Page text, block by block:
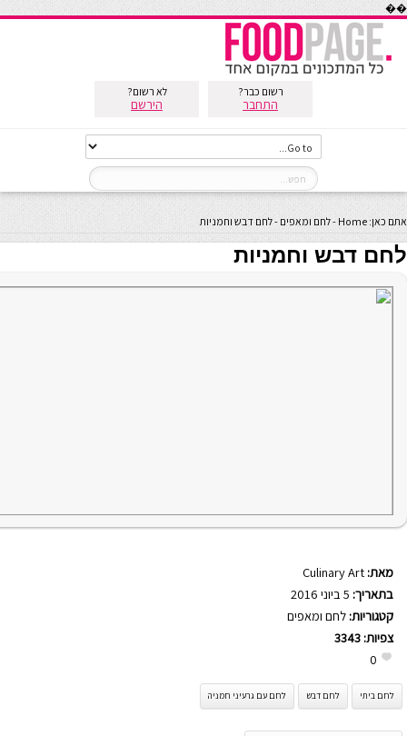
��
רשום כבר?
התחבר
לא רשום?
הירשם
אתם כאן: Home
-לחם ומאפים -לחם דבש וחמניות
לחם דבש וחמניות
מאת: Culinary Art
בתאריך:
קטגוריות: לחם ומאפים
צפיות: 3343
0
לחם ביתי לחם דבש לחם עם גרעיני חמניה